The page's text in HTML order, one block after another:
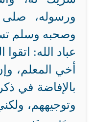
ورسوله، صلى
وصحبه وسلم
عباد الله:
أخي المعلم،
بالإفاضة في
وتوجيههم،